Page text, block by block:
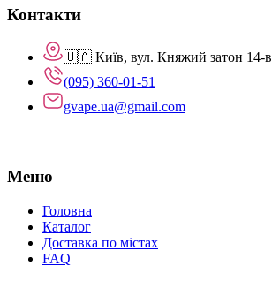
Контакти
🇺🇦 Київ, вул. Княжий затон 14-в
(095) 360-01-51
gvape.ua@gmail.com
Меню
Головна
Каталог
Доставка по містах
FAQ